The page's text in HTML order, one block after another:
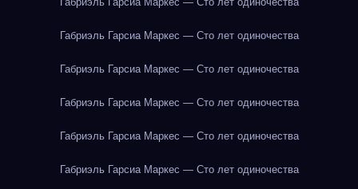
Габриэль Гарсиа Маркес — Сто лет одиночества
Габриэль Гарсиа Маркес — Сто лет одиночества
Габриэль Гарсиа Маркес — Сто лет одиночества
Габриэль Гарсиа Маркес — Сто лет одиночества
Габриэль Гарсиа Маркес — Сто лет одиночества